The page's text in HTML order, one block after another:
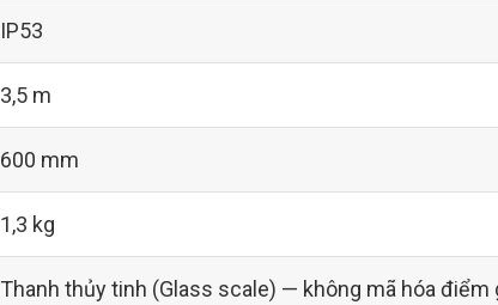
IP53
3,5 m
600 mm
1,3 kg
Thanh thủy tinh (Glass scale) — không mã hóa điểm